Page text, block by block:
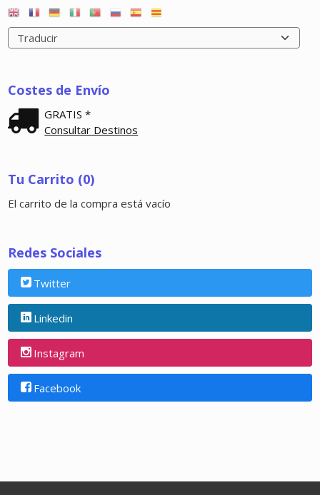
Costes de Envío
GRATIS *
Consultar Destinos
Tu Carrito (0)
El carrito de la compra está vacío
Redes Sociales
Twitter
Linkedin
Instagram
Facebook